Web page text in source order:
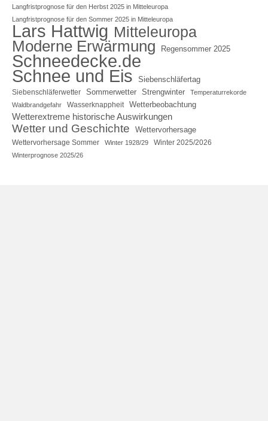
Langfristprognose für den Herbst 2025 in Mitteleuropa
Langfristprognose für den Sommer 2025 in Mitteleuropa
Lars Hattwig Mitteleuropa
Moderne Erwärmung Regensommer 2025
Schneedecke.de
Schnee und Eis Siebenschläfertag
Siebenschläferwetter Sommerwetter Strengwinter
Temperaturrekorde
Waldbrandgefahr
Wasserknappheit Wetterbeobachtung
Wetterextreme historische Auswirkungen
Wetter und Geschichte Wettervorhersage
Wettervorhersage Sommer Winter 1928/29 Winter 2025/2026
Winterprognose 2025/26